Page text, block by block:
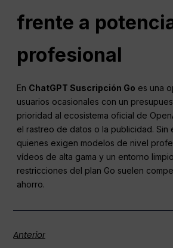
frente a
profesional
En ChatGPT Suscripción Go es una
usuarios ocasionales con un
prioridad al ecosistema oficial de
el rastreo de datos o la publicidad. Sin
quienes exigen modelos de nivel
vídeos de alta gama y un entorno
restricciones del plan Go suelen
ahorro.
Anterior